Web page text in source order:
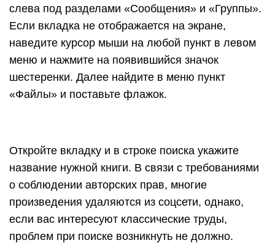
слева под разделами «Сообщения» и «Группы».
Если вкладка не отображается на экране,
наведите курсор мыши на любой пункт в левом
меню и нажмите на появившийся значок
шестеренки. Далее найдите в меню пункт
«Файлы» и поставьте флажок.
Откройте вкладку и в строке поиска укажите
название нужной книги. В связи с требованиями
о соблюдении авторских прав, многие
произведения удаляются из соцсети, однако,
если вас интересуют классические труды,
проблем при поиске возникнуть не должно.